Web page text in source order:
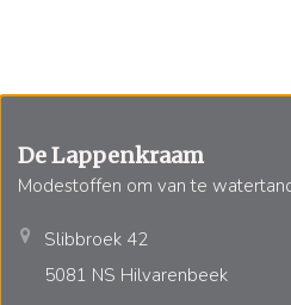
De Lappenkraam
Modestoffen om van te
Slibbroek 42
5081 NS Hilvarenbeek